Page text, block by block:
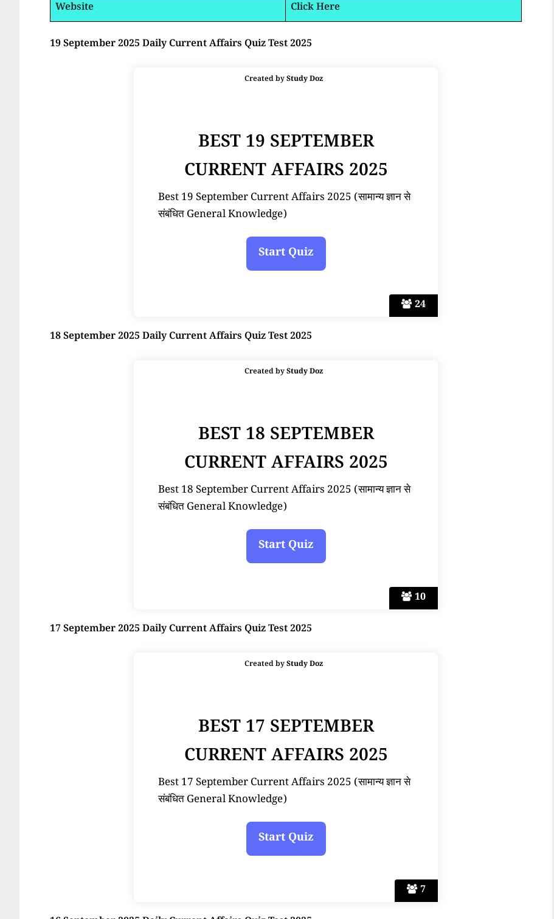
Website
Click Here
19 September 2025 Daily Current Affairs Quiz Test 2025
24
Created byStudy Doz
BEST 19 SEPTEMBER
CURRENT AFFAIRS 2025
Best 19 September Current Affairs 2025 (सामान्य ज्ञान से
संबंधित General Knowledge)
18 September 2025 Daily Current Affairs Quiz Test 2025
10
Created byStudy Doz
BEST 18 SEPTEMBER
CURRENT AFFAIRS 2025
Best 18 September Current Affairs 2025 (सामान्य ज्ञान से
संबंधित General Knowledge)
17 September 2025 Daily Current Affairs Quiz Test 2025
7
Created byStudy Doz
BEST 17 SEPTEMBER
CURRENT AFFAIRS 2025
Best 17 September Current Affairs 2025 (सामान्य ज्ञान से
संबंधित General Knowledge)